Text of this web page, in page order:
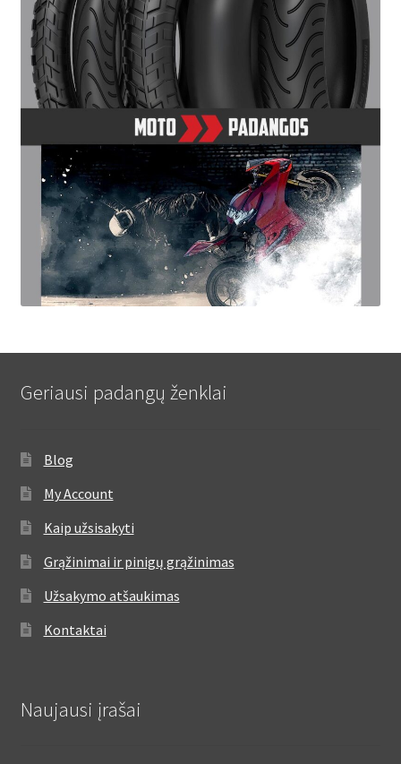
Geriausi padangų ženklai
Blog
My Account
Kaip užsisakyti
Grąžinimai ir pinigų grąžinimas
Užsakymo atšaukimas
Kontaktai
Naujausi įrašai